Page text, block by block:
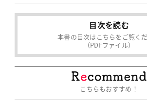
目次を読む
本書の目次はこちらをご覧く
（PDFファイル）
こちらもおすすめ！